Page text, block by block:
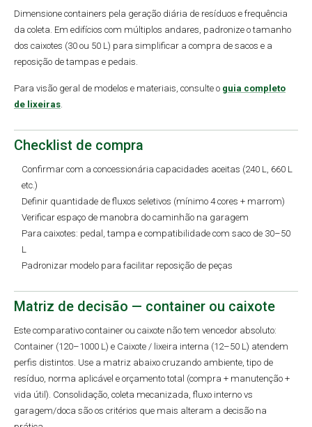
Dimensione containers pela geração diária de resíduos e frequência
da coleta. Em edifícios com múltiplos andares, padronize o tamanho
dos caixotes (30 ou 50 L) para simplificar a compra de sacos e a
reposição de tampas e pedais.
Para visão geral de modelos e materiais, consulte o guia completo
de lixeiras
Checklist de compra
Confirmar com a concessionária capacidades aceitas (240 L, 660 L
etc.)
Definir quantidade de fluxos seletivos (mínimo 4 cores + marrom)
Verificar espaço de manobra do caminhão na garagem
Para caixotes: pedal, tampa e compatibilidade com saco de 30–50
L
Padronizar modelo para facilitar reposição de peças
Matriz de decisão — container ou caixote
Este comparativo container ou caixote não tem vencedor absoluto:
Container (120–1000 L) e Caixote / lixeira interna (12–50 L) atendem
perfis distintos. Use a matriz abaixo cruzando ambiente, tipo de
resíduo, norma aplicável e orçamento total (compra + manutenção +
vida útil). Consolidação, coleta mecanizada, fluxo interno vs
garagem/doca são os critérios que mais alteram a decisão na